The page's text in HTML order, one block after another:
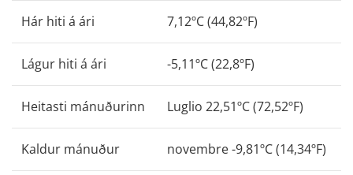
Hár hiti á ári 7,12ºC (44,82ºF)
Lágur hiti á ári -5,11ºC (22,8ºF)
Heitasti mánuðurinn Luglio 22,51ºC (72,52ºF)
Kaldur mánuður novembre -9,81ºC (14,34ºF)